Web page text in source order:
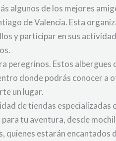
algunos de los mejores
de Valencia. Esta
y participar en sus
peregrinos. Estos
donde podrás conocer
un lugar.
de tiendas especializadas
tu aventura, desde
estarán